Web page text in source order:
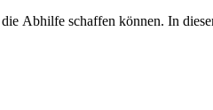
die Abhilfe schaffen können. In